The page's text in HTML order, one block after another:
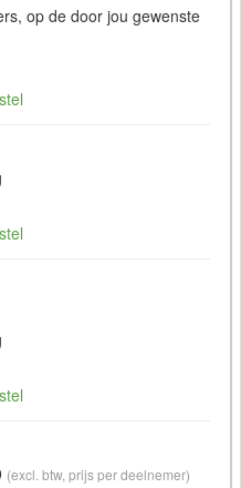
op de door jou gewenste
(excl. btw, prijs per deelnemer)